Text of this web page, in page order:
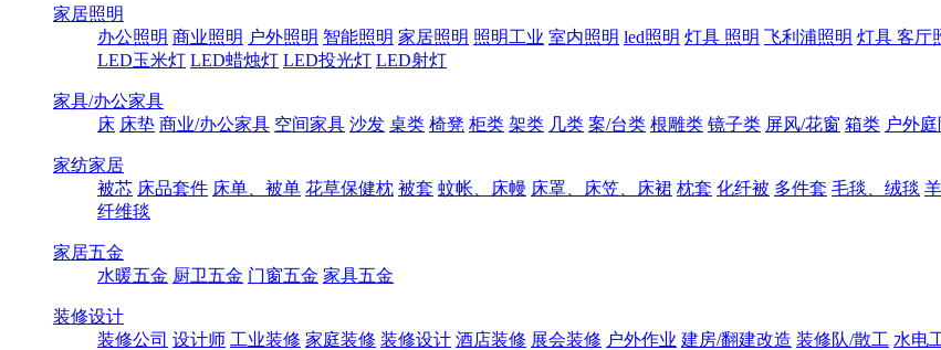
家居照明
办公照明 商业照明 户外照明 智能照明 家居照明 照明工业 室内照明 led照明 灯具 照明 飞利浦照明 灯具 客厅
LED玉米灯 LED蜡烛灯 LED投光灯 LED射灯
家具/办公家具
床 床垫 商业/办公家具 空间家具 沙发 桌类 椅凳 柜类 架类 几类 案/台类 根雕类 镜子类 屏风/花窗 箱类 户外庭
家纺家居
被芯 床品套件 床单、被单 花草保健枕 被套 蚊帐、床幔 床罩、床笠、床裙 枕套 化纤被 多件套 毛毯、绒毯
纤维毯
家居五金
水暖五金 厨卫五金 门窗五金 家具五金
装修设计
装修公司 设计师 工业装修 家庭装修 装修设计 酒店装修 展会装修 户外作业 建房/翻建改造 装修队/散工 水电